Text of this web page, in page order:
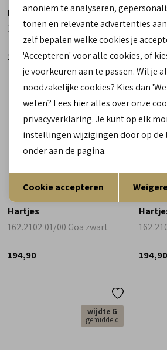
Hartjes
162.1409 02/02 Phil wit
199,90 199,90
gemiddeld
Hartjes
162.2102 01/00 Goa zwart
194,90 194,90
wijdte G
gemiddeld
Terug
anoniem te analyseren,
tonen en relevante advertenties
zelf bepalen welke cookies je
'Accepteren' voor alle cookies, of
je voorkeuren aan te passen. Wil je
noodzakelijke cookies? Kies dan
weten? Lees hieralles over onze
privacyverklaring. Je kunt op elk
instellingen wijzigingen door op de
onder aan de pagina.
Cookie accepteren